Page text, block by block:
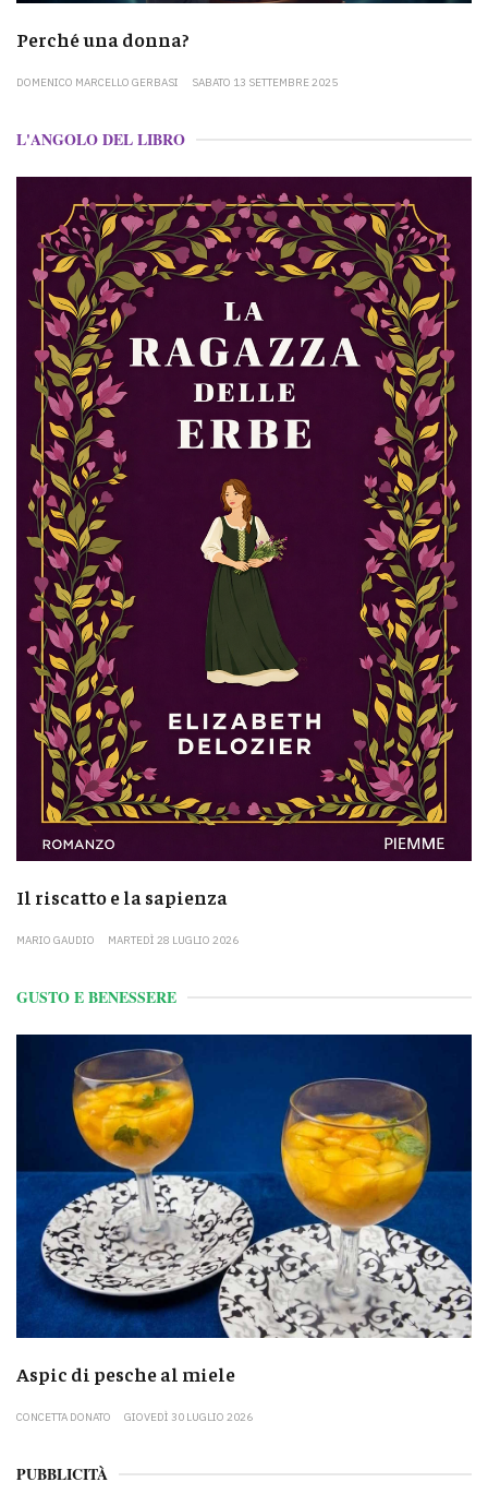
Perché una donna?
DOMENICO MARCELLO GERBASI SABATO 13 SETTEMBRE 2025
L'ANGOLO DEL LIBRO
Il riscatto e la sapienza
MARIO GAUDIO MARTEDÌ 28 LUGLIO 2026
GUSTO E BENESSERE
Aspic di pesche al miele
CONCETTA DONATO GIOVEDÌ 30 LUGLIO 2026
PUBBLICITÀ